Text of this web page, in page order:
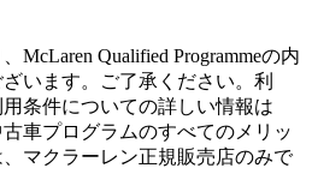
McLaren Qualified Programmeの内
います。ご了承ください。利
条件についての詳しい情報は
車プログラムのすべてのメリッ
、マクラーレン正規販売店のみで